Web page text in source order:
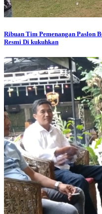
Ribuan Tim Pemenangan Paslon
Resmi Di kukuhkan